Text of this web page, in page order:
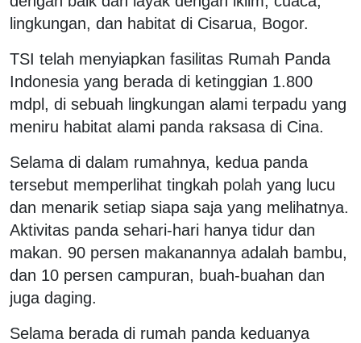
lingkungan, dan habitat di Cisarua, Bogor.
TSI telah menyiapkan fasilitas Rumah Panda
Indonesia yang berada di ketinggian 1.800
mdpl, di sebuah lingkungan alami terpadu yang
meniru habitat alami panda raksasa di Cina.
Selama di dalam rumahnya, kedua panda
tersebut memperlihat tingkah polah yang lucu
dan menarik setiap siapa saja yang melihatnya.
Aktivitas panda sehari-hari hanya tidur dan
makan. 90 persen makanannya adalah bambu,
dan 10 persen campuran, buah-buahan dan
juga daging.
Selama berada di rumah panda keduanya